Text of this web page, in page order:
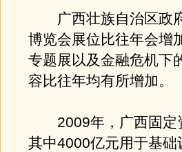
广西壮族自治区政府
博览会展位比往年会增
专题展以及金融危机下
容比往年均有所增加。
2009年，广西固定
其中4000亿元用于基